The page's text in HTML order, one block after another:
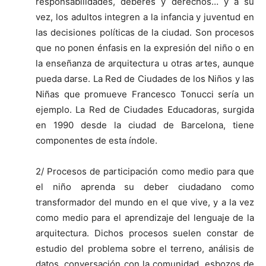
vez, los adultos integren a la infancia y juventud en
las decisiones políticas de la ciudad. Son procesos
que no ponen énfasis en la expresión del niño o en
la enseñanza de arquitectura u otras artes, aunque
pueda darse. La Red de Ciudades de los Niños y las
Niñas que promueve Francesco Tonucci sería un
ejemplo. La Red de Ciudades Educadoras, surgida
en 1990 desde la ciudad de Barcelona, tiene
componentes de esta índole.
2/ Procesos de participación como medio para que
el niño aprenda su deber ciudadano como
transformador del mundo en el que vive, y a la vez
como medio para el aprendizaje del lenguaje de la
arquitectura. Dichos procesos suelen constar de
estudio del problema sobre el terreno, análisis de